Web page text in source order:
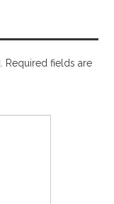
Required fields are